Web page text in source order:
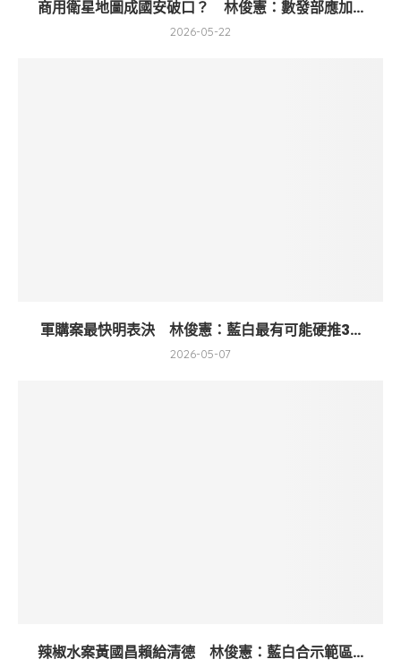
商用衛星地圖成國安破口？ 林俊憲：數發部應加...
2026-05-22
軍購案最快明表決 林俊憲：藍白最有可能硬推3...
2026-05-07
辣椒水案黃國昌賴給清德 林俊憲：藍白合示範區...